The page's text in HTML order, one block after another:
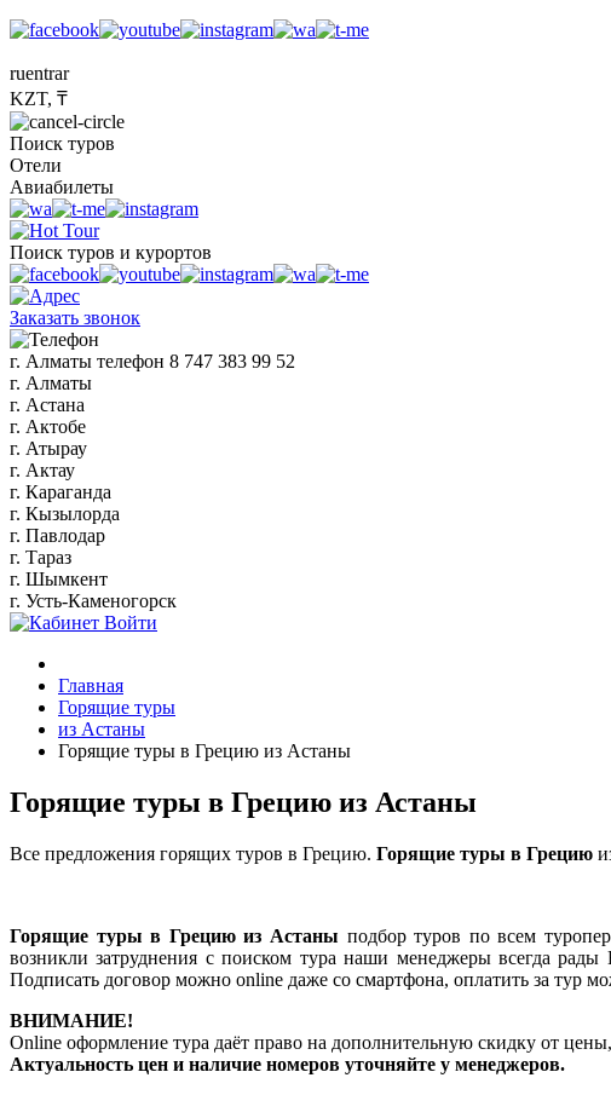
ruentrar
KZT, ₸
Поиск туров
Отели
Авиабилеты
Поиск туров и курортов
Заказать звонок
г. Алматы телефон 8 747 383 99 52
г. Алматы
г. Астана
г. Актобе
г. Атырау
г. Актау
г. Караганда
г. Кызылорда
г. Павлодар
г. Тараз
г. Шымкент
г. Усть-Каменогорск
Войти
Главная
Горящие туры
из Астаны
Горящие туры в Грецию из Астаны
Горящие туры в Грецию из Астаны
Все предложения горящих туров в Грецию. Горящие туры в Грецию
Горящие туры в Грецию из Астаны подбор туров по всем
возникли затруднения с поиском тура наши менеджеры всегда
Подписать договор можно online даже со смартфона, оплатить за тур
ВНИМАНИЕ!
Online оформление тура даёт право на дополнительную скидку от
Актуальность цен и наличие номеров уточняйте у менеджеров.